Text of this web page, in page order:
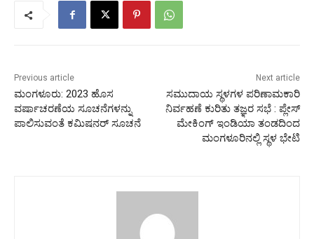
Previous article
ಮಂಗಳೂರು: 2023 ಹೊಸ
ವರ್ಷಾಚರಣೆಯ ಸೂಚನೆಗಳನ್ನು
ಪಾಲಿಸುವಂತೆ ಕಮಿಷನರ್ ಸೂಚನೆ
Next article
ಸಮುದಾಯ ಸ್ಥಳಗಳ ಪರಿಣಾಮಕಾರಿ
ನಿರ್ವಹಣೆ ಕುರಿತು ತಜ್ಞರ ಸಭೆ : ಪ್ಲೇಸ್
ಮೇಕಿಂಗ್ ಇಂಡಿಯಾ ತಂಡದಿಂದ
ಮಂಗಳೂರಿನಲ್ಲಿ ಸ್ಥಳ ಭೇಟಿ